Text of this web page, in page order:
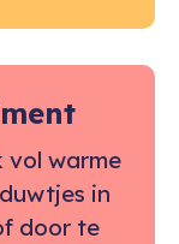
vol warme
in
door te